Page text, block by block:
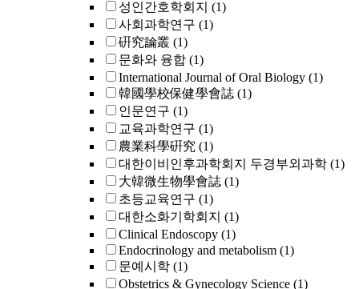
성인간호학회지 (1)
사회과학연구 (1)
硏究論叢 (1)
문화와 융합 (1)
International Journal of Oral Biology (1)
韓國學校保健學會誌 (1)
인문연구 (1)
교육과학연구 (1)
農業科學硏究 (1)
대한이비인후과학회지 두경부외과학 (1)
大韓微生物學會誌 (1)
초등교육연구 (1)
대한소화기학회지 (1)
Clinical Endoscopy (1)
Endocrinology and metabolism (1)
문예시학 (1)
Obstetrics & Gynecology Science (1)